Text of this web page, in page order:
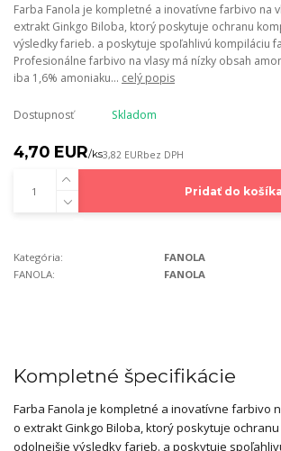
Farba Fanola je kompletné a inovatívne farbivo na
extrakt Ginkgo Biloba, ktorý poskytuje ochranu
výsledky farieb. a poskytuje spoľahlivú kompiláciu
Profesionálne farbivo na vlasy má nízky obsah
iba 1,6% amoniaku... celý popis
Dostupnosť Skladom
4,70 EUR/ks3,82 EURbez DPH
Pridať do košíka
Kategória:
FANOLA
FANOLA:
FANOLA
Kompletné špecifikácie
Farba Fanola je kompletné a inovatívne farbivo
o extrakt Ginkgo Biloba, ktorý poskytuje
odolnejšie výsledky farieb. a poskytuje